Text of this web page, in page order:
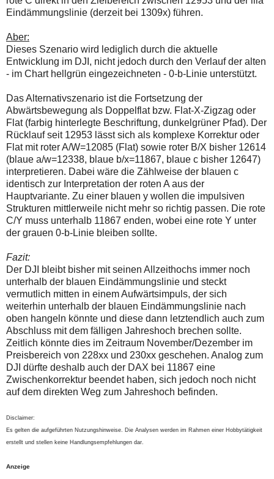
Eindämmungslinie (derzeit bei 1309x) führen.
Aber:
Dieses Szenario wird lediglich durch die aktuelle
Entwicklung im DJI, nicht jedoch durch den Verlauf der alten
- im Chart hellgrün eingezeichneten - 0-b-Linie unterstützt.
Das Alternativszenario ist die Fortsetzung der
Abwärtsbewegung als Doppelflat bzw. Flat-X-Zigzag oder
Flat (farbig hinterlegte Beschriftung, dunkelgrüner Pfad). Der
Rücklauf seit 12953 lässt sich als komplexe Korrektur oder
Flat mit roter A/W=12085 (Flat) sowie roter B/X bisher 12614
(blaue a/w=12338, blaue b/x=11867, blaue c bisher 12647)
interpretieren. Dabei wäre die Zählweise der blauen c
identisch zur Interpretation der roten A aus der
Hauptvariante. Zu einer blauen y wollen die impulsiven
Strukturen mittlerweile nicht mehr so richtig passen. Die rote
C/Y muss unterhalb 11867 enden, wobei eine rote Y unter
der grauen 0-b-Linie bleiben sollte.
Fazit:
Der DJI bleibt bisher mit seinen Allzeithochs immer noch
unterhalb der blauen Eindämmungslinie und steckt
vermutlich mitten in einem Aufwärtsimpuls, der sich
weiterhin unterhalb der blauen Eindämmungslinie nach
oben hangeln könnte und diese dann letztendlich auch zum
Abschluss mit dem fälligen Jahreshoch brechen sollte.
Zeitlich könnte dies im Zeitraum November/Dezember im
Preisbereich von 228xx und 230xx geschehen. Analog zum
DJI dürfte deshalb auch der DAX bei 11867 eine
Zwischenkorrektur beendet haben, sich jedoch noch nicht
auf dem direkten Weg zum Jahreshoch befinden.
Disclaimer:
Es gelten die aufgeführten Nutzungshinweise. Die Analysen werden im Rahmen einer Hobbytätigkeit
erstellt und stellen keine Handlungsempfehlungen dar.
Anzeige